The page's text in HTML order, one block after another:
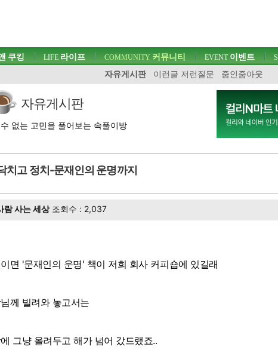
쿠킹 LIFE 라이프 COMMUNITY 커뮤니티
자유게시판
이런글 저런질문 줌인줌아웃
EVENT이벤트
자유게시판
없는 고민을 풀어보는 속풀이방
치고 정치-문재인의 운명까지
람 사는 세상조회수 : 2,037
면 '문재인의 운명' 책이 저희 회사 커피숍에 있길래
께 빌려와 놓고서는
그냥 올려두고 해가 넘어 갔드랬죠..